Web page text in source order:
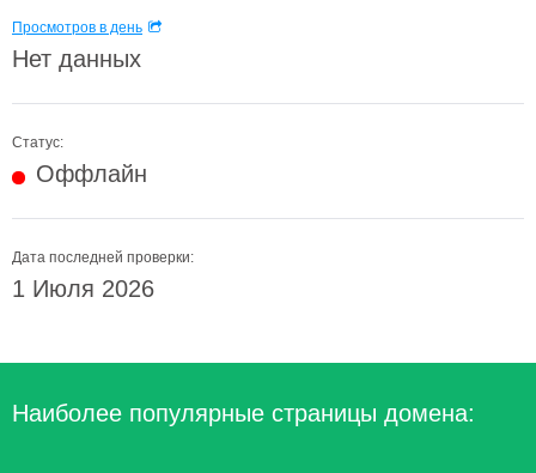
Просмотров в день
Нет данных
Статус:
Оффлайн
Дата последней проверки:
1 Июля 2026
Наиболее популярные страницы домена: